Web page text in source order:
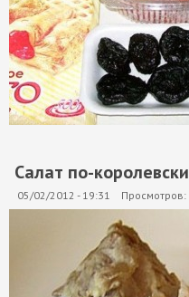
Салат по-королевски
05/02/2012 - 19:31 Просмотров: